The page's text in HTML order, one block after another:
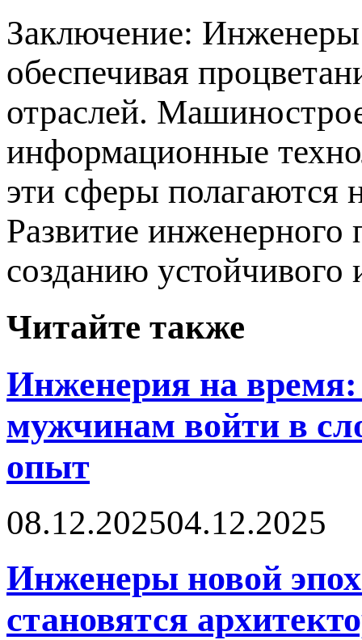
Заключение:
обеспечивая
отраслей.
информационные
эти сферы полагаются
Развитие инженерного
созданию устойчивого
Читайте также
Инженерия на время:
мужчинам войти в
опыт
08.12.202504.12.2025
Инженеры новой
становятся